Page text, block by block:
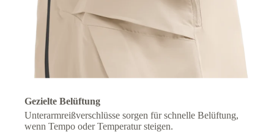
Gezielte Belüftung
Unterarmreißverschlüsse sorgen für schnelle Belüftung,
wenn Tempo oder Temperatur steigen.